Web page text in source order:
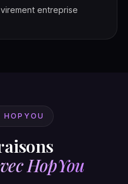
entreprise
HOPYOU
HopYou